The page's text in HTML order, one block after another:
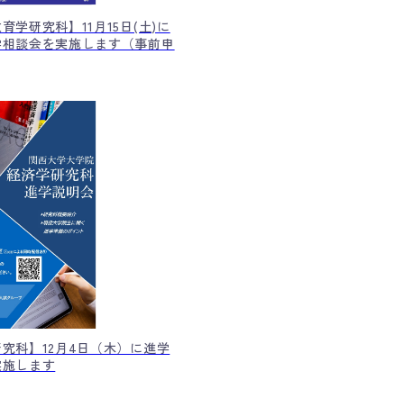
学研究科】11月15日(土)に
談会を実施します（事前申
科】12月4日（木）に進学
します